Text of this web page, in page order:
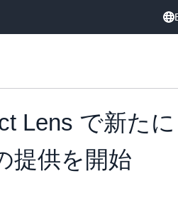
Lens で新た
提供を開始